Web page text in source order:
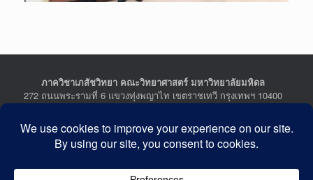
ภาควิชาเภสัชวิทยา คณะวิทยาศาสตร์ มหาวิทยาลัยมหิดล
272 ถนนพระรามที่ 6 แขวงทุ่งพญาไท เขตราชเทวี กรุงเทพฯ 10400
Department of Pharmacology, Faculty of Science, Mahidol
University
272 Rama VI Road, Ratchathewi District, Bangkok 10400
Tel : +662-201-5641-2, Fax : +662-354-7157